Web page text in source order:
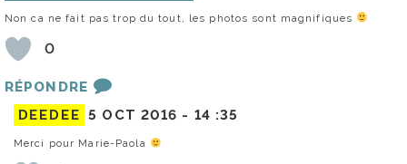
Non ca ne fait pas trop du tout, les photos sont magnifiques
0
RÉPONDRE
DEEDEE 5 OCT 2016 - 14 :35
Merci pour Marie-Paola